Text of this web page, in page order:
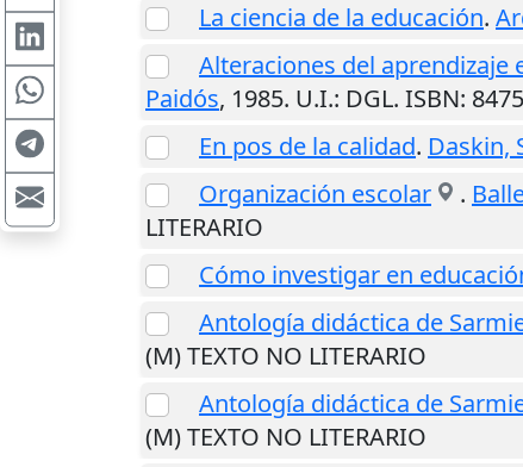
La ciencia de la educación.
Alteraciones del
Paidós, 1985. U.I.: DGL. ISBN:
En pos de la calidad. Daskin,
Organización escolar
.
LITERARIO
Cómo investigar en
Antología didáctica de
(M) TEXTO NO LITERARIO
Antología didáctica de
(M) TEXTO NO LITERARIO